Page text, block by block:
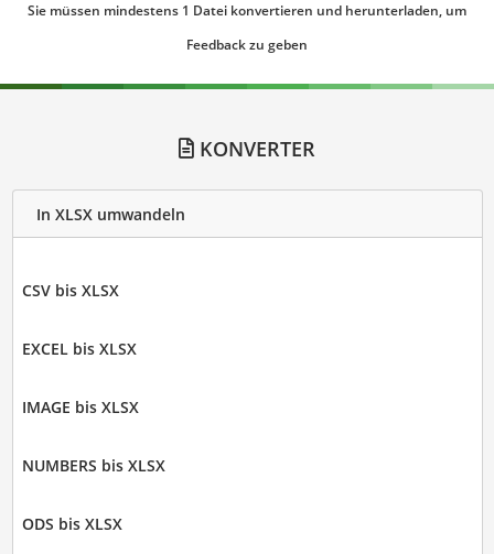
Sie müssen mindestens 1 Datei konvertieren und herunterladen, um
Feedback zu geben
KONVERTER
In XLSX umwandeln
CSV bis XLSX
EXCEL bis XLSX
IMAGE bis XLSX
NUMBERS bis XLSX
ODS bis XLSX